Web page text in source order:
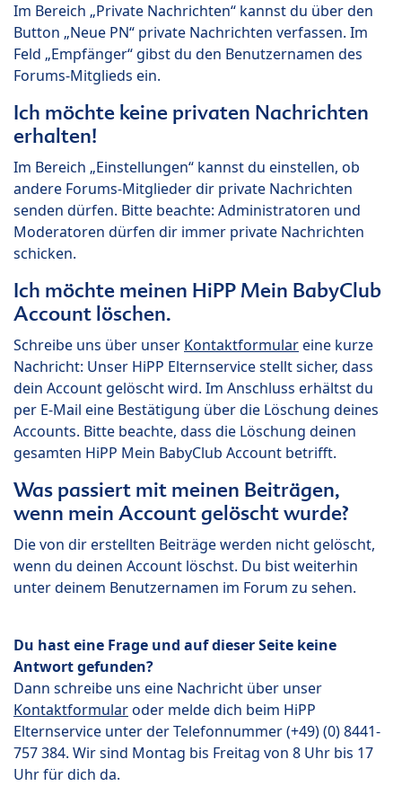
Im Bereich „Private Nachrichten“ kannst du über den
Button „Neue PN“ private Nachrichten verfassen. Im
Feld „Empfänger“ gibst du den Benutzernamen des
Forums-Mitglieds ein.
Ich möchte keine privaten Nachrichten
erhalten!
Im Bereich „Einstellungen“ kannst du einstellen, ob
andere Forums-Mitglieder dir private Nachrichten
senden dürfen. Bitte beachte: Administratoren und
Moderatoren dürfen dir immer private Nachrichten
schicken.
Ich möchte meinen HiPP Mein BabyClub
Account löschen.
Schreibe uns über unser Kontaktformulareine kurze
Nachricht: Unser HiPP Elternservice stellt sicher, dass
dein Account gelöscht wird. Im Anschluss erhältst du
per E-Mail eine Bestätigung über die Löschung deines
Accounts. Bitte beachte, dass die Löschung deinen
gesamten HiPP Mein BabyClub Account betrifft.
Was passiert mit meinen Beiträgen,
wenn mein Account gelöscht wurde?
Die von dir erstellten Beiträge werden nicht gelöscht,
wenn du deinen Account löschst. Du bist weiterhin
unter deinem Benutzernamen im Forum zu sehen.
Du hast eine Frage und auf dieser Seite keine
Antwort gefunden?
Dann schreibe uns eine Nachricht über unser
Kontaktformularoder melde dich beim HiPP
Elternservice unter der Telefonnummer (+49) (0) 8441-
757 384. Wir sind Montag bis Freitag von 8 Uhr bis 17
Uhr für dich da.